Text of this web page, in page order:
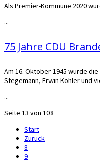
Als Premier-Kommune 2020
...
75 Jahre CDU
Am 16. Oktober 1945 wurde
Stegemann, Erwin Köhler und
...
Seite 13 von 108
Start
Zurück
8
9